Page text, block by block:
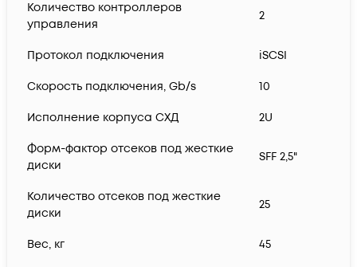
Количество контроллеров
управления
2
Протокол подключения iSCSI
Скорость подключения, Gb/s 10
Исполнение корпуса СХД 2U
Форм-фактор отсеков под жесткие
диски
SFF 2,5"
Количество отсеков под жесткие
диски
25
Вес, кг 45